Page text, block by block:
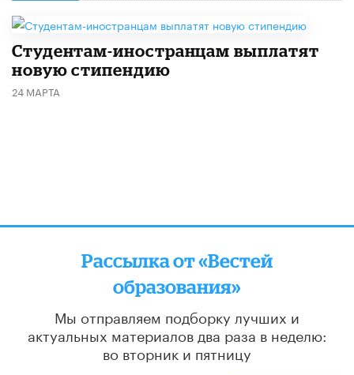
Студентам-иностранцам выплатят
новую стипендию
24 МАРТА
Рассылка от «Вестей
образования»
Мы отправляем подборку лучших и
актуальных материалов два раза в неделю:
во вторник и пятницу